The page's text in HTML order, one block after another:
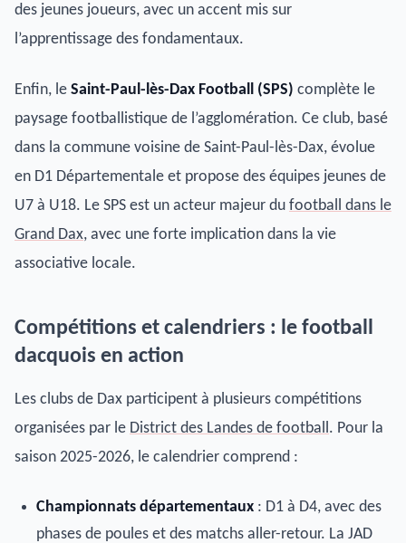
des jeunes joueurs, avec un accent mis sur
l’apprentissage des fondamentaux.
Enfin, le Saint-Paul-lès-Dax Football (SPS) complète le
paysage footballistique de l’agglomération. Ce club, basé
dans la commune voisine de Saint-Paul-lès-Dax, évolue
en D1 Départementale et propose des équipes jeunes de
U7 à U18. Le SPS est un acteur majeur du football dans le
Grand Dax, avec une forte implication dans la vie
associative locale.
Compétitions et calendriers : le football
dacquois en action
Les clubs de Dax participent à plusieurs compétitions
organisées par le District des Landes de football. Pour la
saison 2025-2026, le calendrier comprend :
Championnats départementaux : D1 à D4, avec des
phases de poules et des matchs aller-retour. La JAD